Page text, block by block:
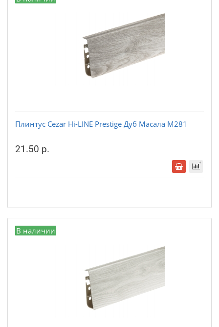
Плинтус Cezar Hi-LINE Prestige Дуб Масала М281
21.50 р.
В наличии